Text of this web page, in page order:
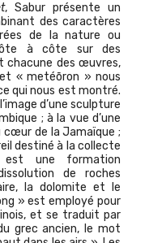
, Sabur présente un
des caractères
de la nature ou
à côte sur des
chacune des œuvres,
« metéōron » nous
qui nous est montré.
d’une sculpture
; à la vue d’une
de la Jamaïque ;
destiné à la collecte
est une formation
de roches
la dolomite et le
» est employé pour
et se traduit par
grec ancien, le mot